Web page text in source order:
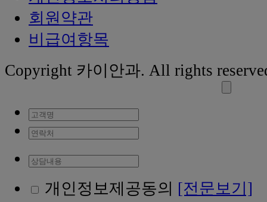
회원약관
비급여항목
Copyright 카이안과. All rights
개인정보제공동의 [전문보기]